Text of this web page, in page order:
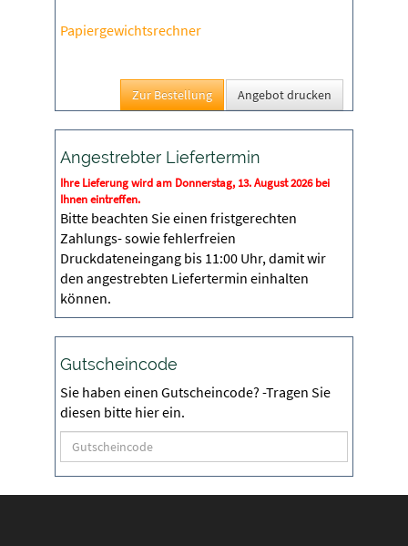
Papiergewichtsrechner
Angebot drucken
Angestrebter Liefertermin
Ihre Lieferung wird am Donnerstag, 13. August 2026 bei
Ihnen eintreffen.
Bitte beachten Sie einen fristgerechten
Zahlungs- sowie fehlerfreien
Druckdateneingang bis 11:00 Uhr, damit wir
den angestrebten Liefertermin einhalten
können.
Gutscheincode
Sie haben einen Gutscheincode? -Tragen Sie
diesen bitte hier ein.